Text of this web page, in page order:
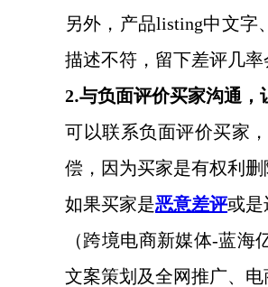
另外，产品listing中文字
描述不符，留下差评几
2.与负面评价买家沟通，
可以联系负面评价买家
偿，因为买家是有权利
如果买家是恶意差评或是
（跨境电商新媒体-蓝海
文案策划及全网推广、